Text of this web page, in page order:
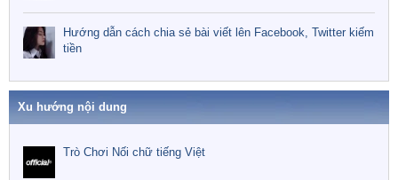
Hướng dẫn cách chia sẻ bài viết lên Facebook, Twitter kiếm
tiền
Xu hướng nội dung
Trò Chơi Nối chữ tiếng Việt